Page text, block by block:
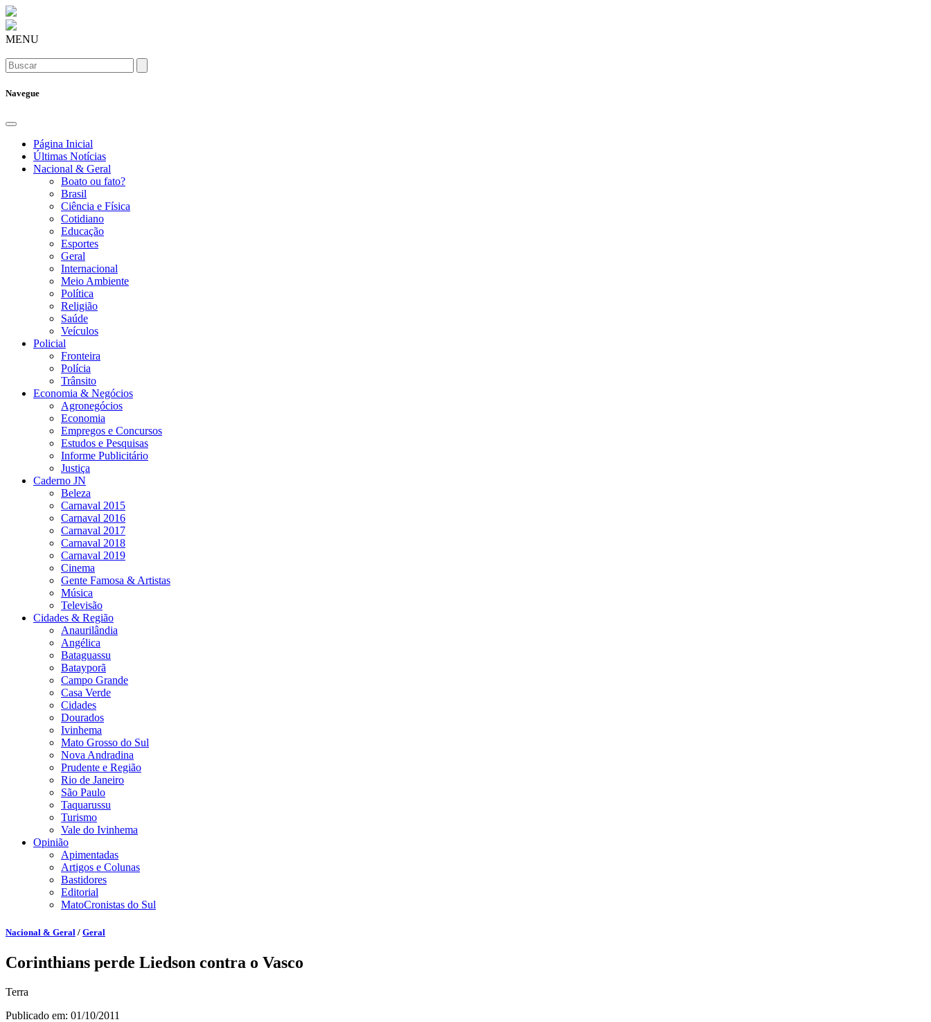
MENU
Navegue
Página Inicial
Últimas Notícias
Nacional & Geral
Boato ou fato?
Brasil
Ciência e Física
Cotidiano
Educação
Esportes
Geral
Internacional
Meio Ambiente
Política
Religião
Saúde
Veículos
Policial
Fronteira
Polícia
Trânsito
Economia & Negócios
Agronegócios
Economia
Empregos e Concursos
Estudos e Pesquisas
Informe Publicitário
Justiça
Caderno JN
Beleza
Carnaval 2015
Carnaval 2016
Carnaval 2017
Carnaval 2018
Carnaval 2019
Cinema
Gente Famosa & Artistas
Música
Televisão
Cidades & Região
Anaurilândia
Angélica
Bataguassu
Batayporã
Campo Grande
Casa Verde
Cidades
Dourados
Ivinhema
Mato Grosso do Sul
Nova Andradina
Prudente e Região
Rio de Janeiro
São Paulo
Taquarussu
Turismo
Vale do Ivinhema
Opinião
Apimentadas
Artigos e Colunas
Bastidores
Editorial
MatoCronistas do Sul
Nacional & Geral / Geral
Corinthians perde Liedson contra o Vasco
Terra
Publicado em: 01/10/2011